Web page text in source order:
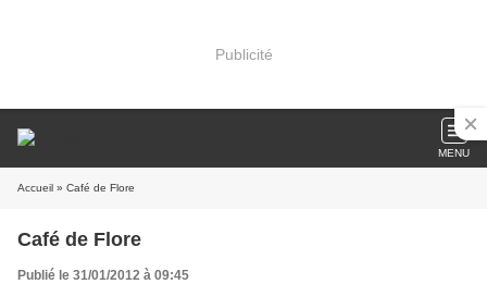
Publicité
MENU
Accueil » Café de Flore
Café de Flore
Publié le 31/01/2012 à 09:45